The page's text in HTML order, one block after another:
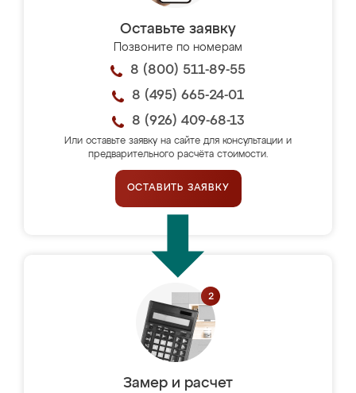
Оставьте заявку
Позвоните по номерам
8 (800) 511-89-55
8 (495) 665-24-01
8 (926) 409-68-13
Или оставьте заявку на сайте для консультации и
предварительного расчёта стоимости.
ОСТАВИТЬ ЗАЯВКУ
Замер и расчет